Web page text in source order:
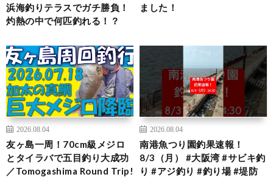
浜海釣りテラスでガチ勝負！
灼熱の中で何匹釣れる！？
ました！
2026.08.04
友ヶ島一周！70cm級メジロ
とタイラバで五目釣り大成功
／Tomogashima Round Trip!
2026.08.04
南港魚つり園釣果速報！
8/3（月） #大阪湾 #サビキ釣
り #アジ釣り #釣り場 #堤防